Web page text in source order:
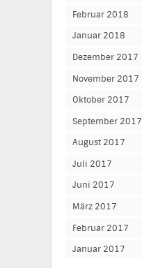
Februar 2018
Januar 2018
Dezember 2017
November 2017
Oktober 2017
September 2017
August 2017
Juli 2017
Juni 2017
März 2017
Februar 2017
Januar 2017